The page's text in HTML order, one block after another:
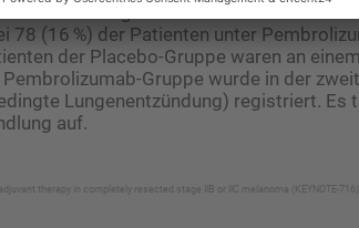
Ereignisse der Grade 3–4
78 (16 %) der Patienten unter
der Placebo-Gruppe waren an
Gruppe wurde in der
Lungenentzündung) registriert. Es
auf.
therapy in completely resected stage IIB or IIC melanoma (KEYNOTE-